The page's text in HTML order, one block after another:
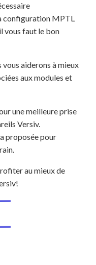
configuration MPTL
vous faut le bon
vous aiderons à mieux
aux modules et
une meilleure prise
Versiv.
proposée pour
au mieux de